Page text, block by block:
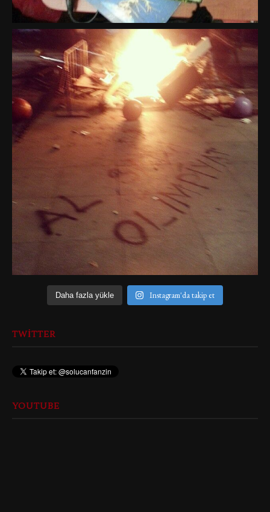
Daha fazla yükle Instagram'da takip et
TWITTER
YOUTUBE